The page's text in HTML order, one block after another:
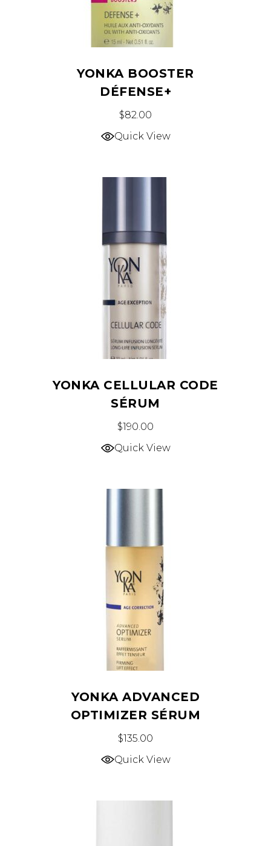
YONKA BOOSTER
DÉFENSE+
$82.00
Quick View
YONKA CELLULAR CODE
SÉRUM
$190.00
Quick View
YONKA ADVANCED
OPTIMIZER SÉRUM
$135.00
Quick View